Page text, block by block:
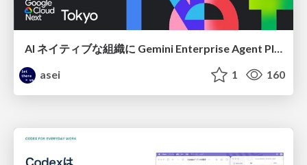
AI ネイティブな組織に Gemini Enterprise Agent Platform がなぜ必要なのか
asei
1 160